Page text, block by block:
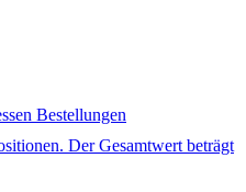
Bestellungen
Der Gesamtwert beträgt